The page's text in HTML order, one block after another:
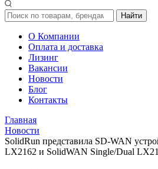
Найти
О Компании
Оплата и доставка
Лизинг
Вакансии
Новости
Блог
Контакты
Главная
Новости
SolidRun представила SD-WAN
LX2162 и SolidWAN Single/Dual